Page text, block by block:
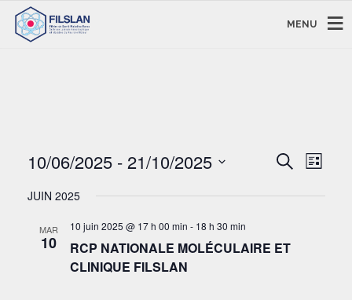
MENU
Recherche
DE
Liste
10/06/2025 - 21/10/2025
une
JUIN 2025
MAR
10
10 juin 2025 @ 17 h 00 min - 18 h 30 min
RCP NATIONALE MOLÉCULAIRE ET
CLINIQUE FILSLAN